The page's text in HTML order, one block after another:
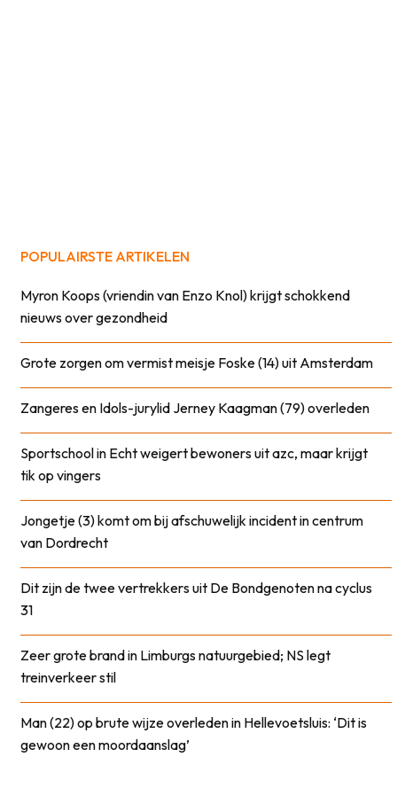
POPULAIRSTE ARTIKELEN
Myron Koops (vriendin van Enzo Knol) krijgt schokkend
nieuws over gezondheid
Grote zorgen om vermist meisje Foske (14) uit Amsterdam
Zangeres en Idols-jurylid Jerney Kaagman (79) overleden
Sportschool in Echt weigert bewoners uit azc, maar krijgt
tik op vingers
Jongetje (3) komt om bij afschuwelijk incident in centrum
van Dordrecht
Dit zijn de twee vertrekkers uit De Bondgenoten na cyclus
31
Zeer grote brand in Limburgs natuurgebied; NS legt
treinverkeer stil
Man (22) op brute wijze overleden in Hellevoetsluis: ‘Dit is
gewoon een moordaanslag’